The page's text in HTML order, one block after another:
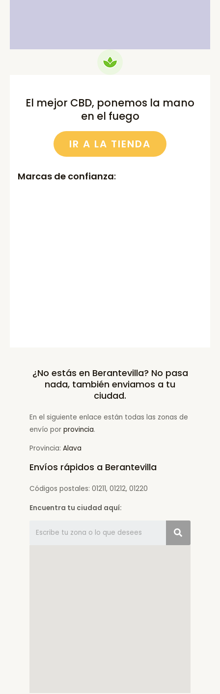
El mejor CBD, ponemos la mano
en el fuego
IR A LA TIENDA
Marcas de confianza:
¿No estás en Berantevilla? No pasa
nada, también enviamos a tu
ciudad.
En el siguiente enlace están todas las zonas de
envío por provincia.
Provincia: Alava
Envíos rápidos a Berantevilla
Códigos postales: 01211, 01212, 01220
Encuentra tu ciudad aquí: